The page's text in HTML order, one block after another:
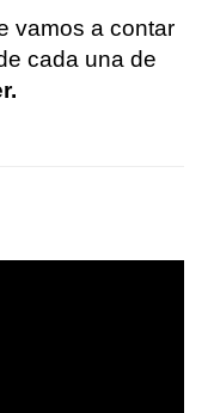
vamos a contar
cada una de